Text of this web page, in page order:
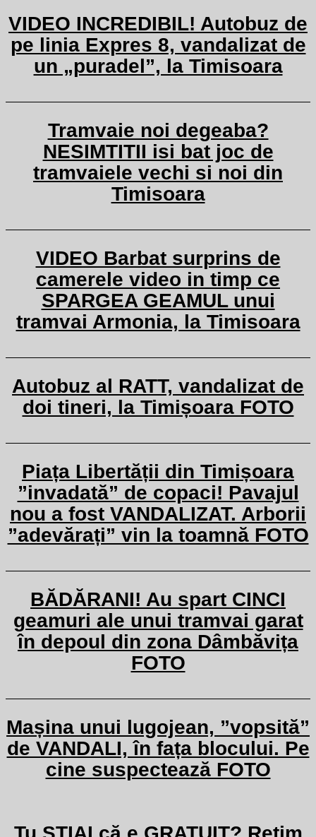
VIDEO INCREDIBIL! Autobuz de
pe linia Expres 8, vandalizat de
un „puradel”, la Timisoara
Tramvaie noi degeaba?
NESIMTITII isi bat joc de
tramvaiele vechi si noi din
Timisoara
VIDEO Barbat surprins de
camerele video in timp ce
SPARGEA GEAMUL unui
tramvai Armonia, la Timisoara
Autobuz al RATT, vandalizat de
doi tineri, la Timișoara FOTO
Piața Libertății din Timișoara
”invadată” de copaci! Pavajul
nou a fost VANDALIZAT. Arborii
”adevărați” vin la toamnă FOTO
BĂDĂRANI! Au spart CINCI
geamuri ale unui tramvai garat
în depoul din zona Dâmbăvița
FOTO
Mașina unui lugojean, ”vopsită”
de VANDALI, în fața blocului. Pe
cine suspectează FOTO